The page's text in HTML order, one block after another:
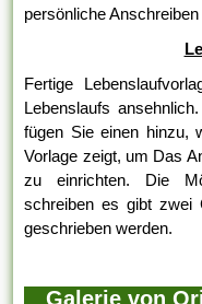
persönliche
Fertige
Lebenslaufs
fügen Sie einen hinzu,
Vorlage zeigt, um Das
zu einrichten. Die
schreiben es gibt zwei
geschrieben werden.
Galerie von